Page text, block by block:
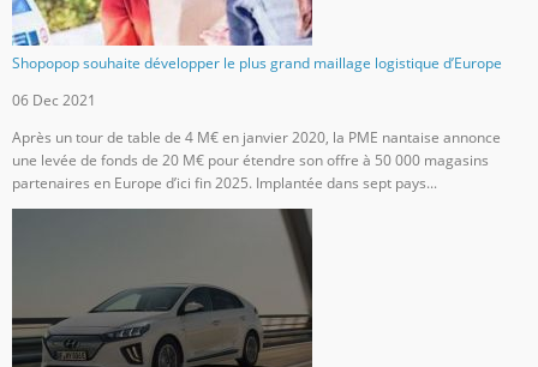
Shopopop souhaite développer le plus grand maillage logistique d’Europe
06 Dec 2021
Après un tour de table de 4 M€ en janvier 2020, la PME nantaise annonce
une levée de fonds de 20 M€ pour étendre son offre à 50 000 magasins
partenaires en Europe d’ici fin 2025. Implantée dans sept pays...